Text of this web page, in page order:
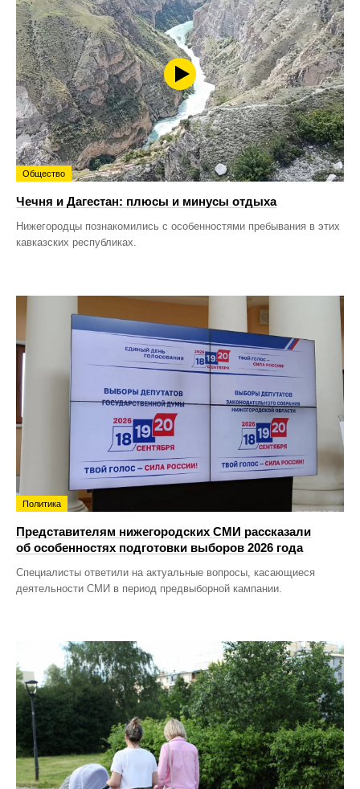
Общество
Чечня и Дагестан: плюсы и минусы отдыха
Нижегородцы познакомились с особенностями пребывания в этих
кавказских республиках.
Политика
Представителям нижегородских СМИ рассказали
об особенностях подготовки выборов 2026 года
Специалисты ответили на актуальные вопросы, касающиеся
деятельности СМИ в период предвыборной кампании.